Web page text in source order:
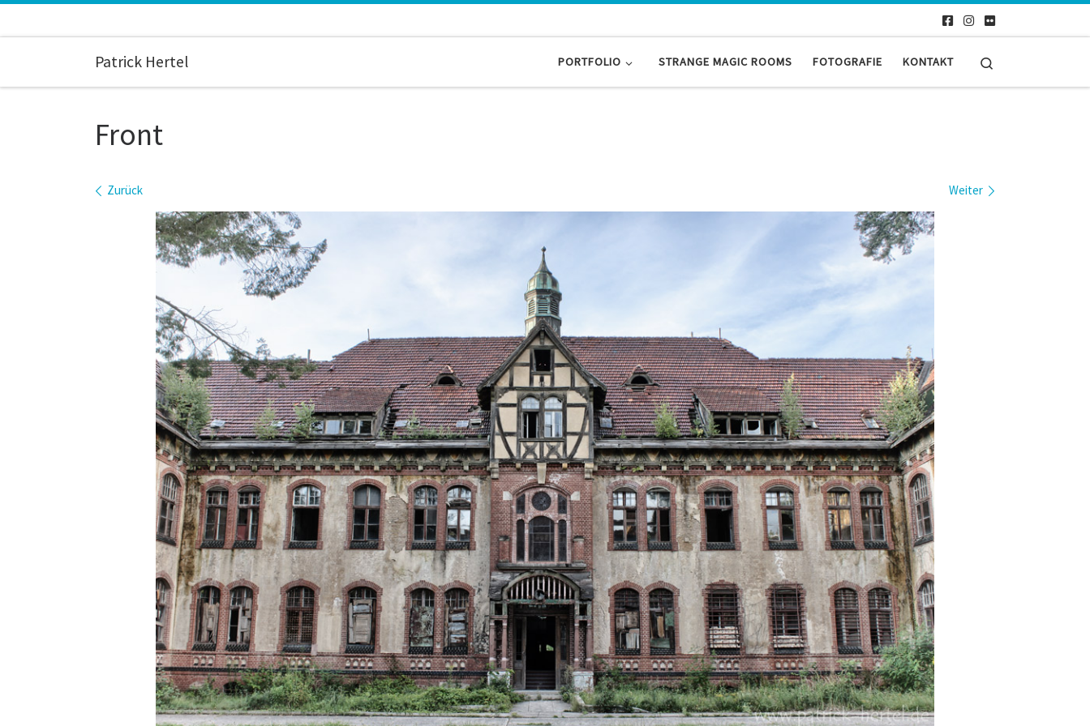
Patrick Hertel PORTFOLIO STRANGE MAGIC ROOMS FOTOGRAFIE KONTAKT
Front
Bilder Navigation
Zurück Weiter